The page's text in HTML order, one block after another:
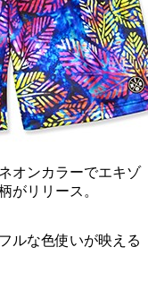
オンカラーでエキゾ
がリリース。
ルな色使いが映える